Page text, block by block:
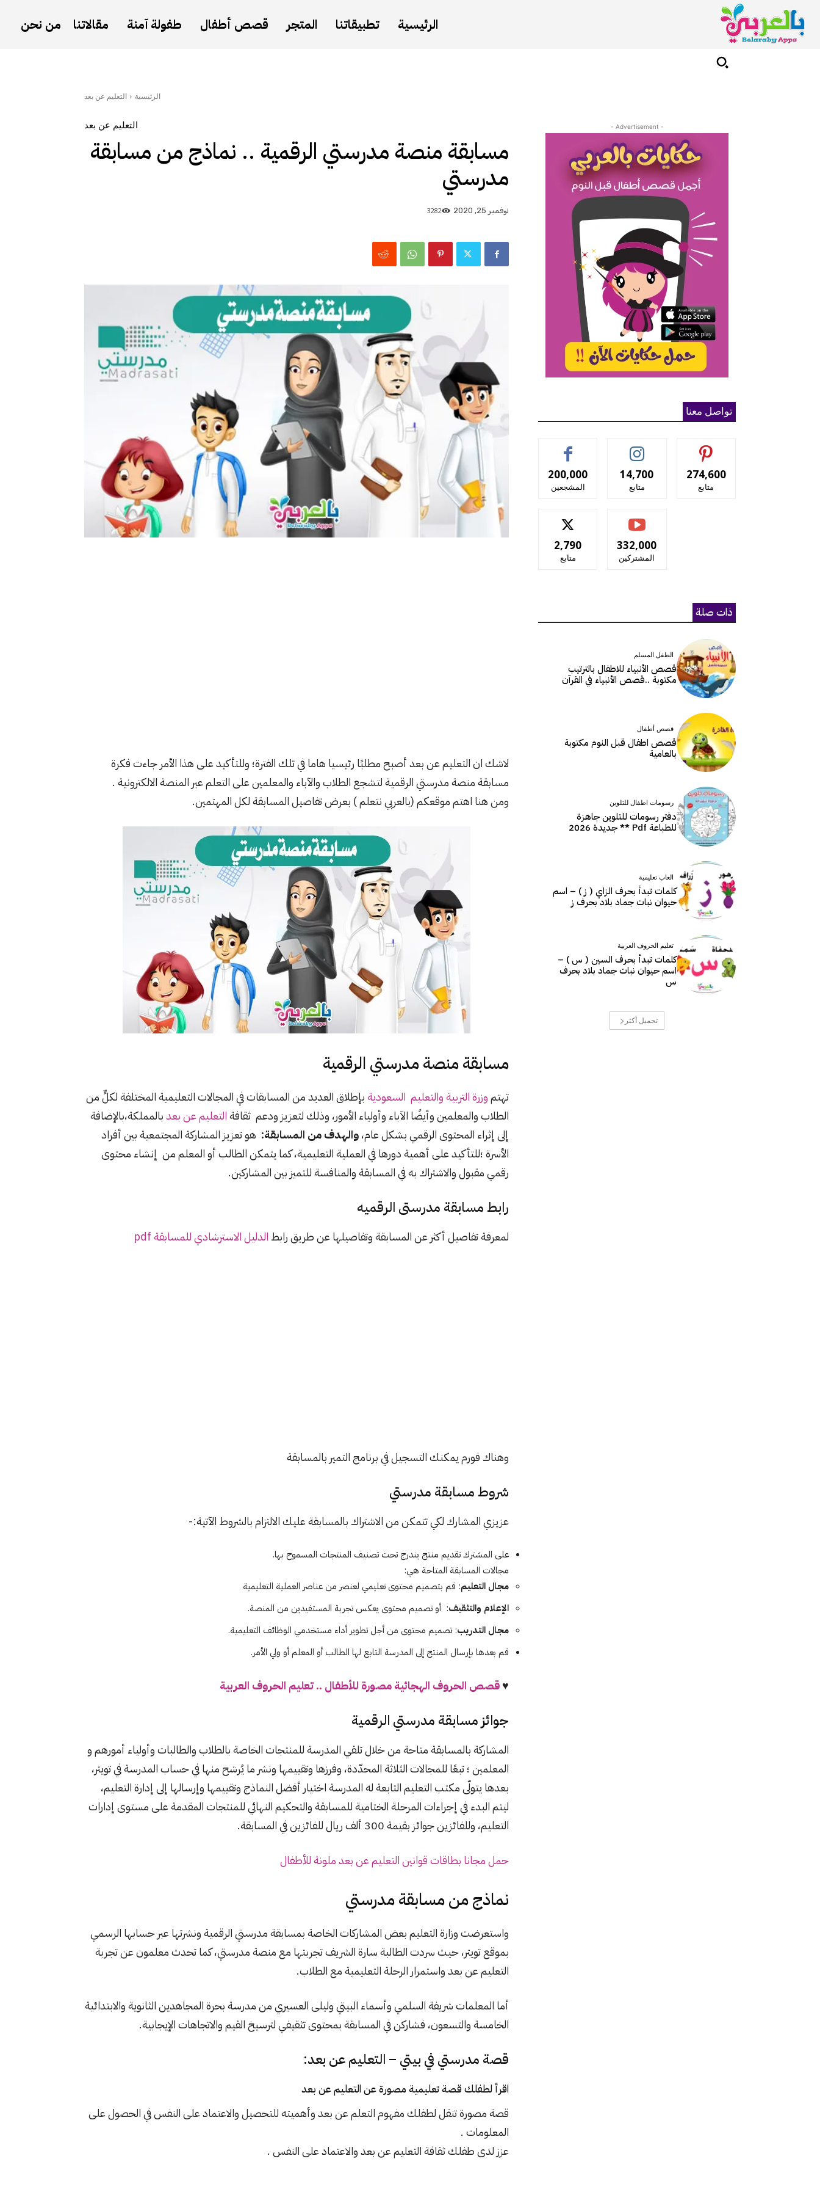
الرئيسية تطبيقاتنا المتجر قصص أطفال طفولة آمنة مقالاتنا من نحن
الرئيسية التعليم عن بعد
التعليم عن بعد
مسابقة منصة مدرستي الرقمية .. نماذج من مسابقة
مدرستي
نوفمبر 25, 2020 3282
لاشك ان التعليم عن بعد أصبح مطلبًا رئيسيا هاما في تلك الفترة؛ وللتأكيد على هذا الأمر جاءت فكرة
مسابقة منصة مدرستي الرقمية لتشجع الطلاب والآباء والمعلمين على التعلم عبر المنصة الالكترونية .
ومن هنا اهتم موقعكم (بالعربي نتعلم ) بعرض تفاصيل المسابقة لكل المهتمين.
مسابقة منصة مدرستي الرقمية
تهتموزرة التربية والتعليم السعوديةبإطلاق العديد من المسابقات في المجالات التعليمية المختلفة لكلٍّ من
الطلاب والمعلمين وأيضًا الآباء وأولياء الأمور، وذلك لتعزيز ودعم ثقافةالتعليم عن بعدبالمملكة،بالإضافة
إلى إثراء المحتوى الرقمي بشكل عام،والهدف من المسابقة: هو تعزيز المشاركة المجتمعية بين أفراد
الأسرة ؛للتأكيد على أهمية دورها في العملية التعليمية، كما يتمكن الطالب أو المعلم من إنشاء محتوى
رقمي مقبول والاشتراك به في المسابقة والمنافسة للتميز بين المشاركين.
رابط مسابقة مدرستى الرقميه
لمعرفة تفاصيل أكثر عن المسابقة وتفاصيلها عن طريقرابط الدليل الاسترشادي للمسابقة pdf
وهناك فورم يمكنك التسجيل في برنامج التمير بالمسابقة
شروط مسابقة مدرستي
عزيزي المشارك لكي تتمكن من الاشتراك بالمسابقة عليك الالتزام بالشروط الآتية:-
على المشترك تقديم منتج يندرج تحت تصنيف المنتجات المسموح بها.
مجالات المسابقة المتاحة هي:
مجال التعليم: قم بتصميم محتوى تعليمي لعنصر من عناصر العملية التعليمية
الإعلام والتثقيف: أو تصميم محتوى يعكس تجربة المستفيدين من المنصة.
مجال التدريب: تصميم محتوى من أجل تطوير أداء مستخدمي الوظائف التعليمية.
قم بعدها بإرسال المنتج إلى المدرسة التابع لها الطالب أو المعلم أو ولي الأمر.
♥قصص الحروف الهجائية مصورة للأطفال .. تعليم الحروف العربية
جوائز مسابقة مدرستي الرقمية
المشاركة بالمسابقة متاحة من خلال تلقي المدرسة للمنتجات الخاصة بالطلاب والطالبات وأولياء أمورهم و
المعلمين ؛ تبعًا للمجالات الثلاثة المحدّدة، وفرزها وتقييمها ونشر ما يُرشح منها في حساب المدرسة في تويتر،
بعدها يتولّى مكتب التعليم التابعة له المدرسة اختيار أفضل النماذج وتقييمها وإرسالها إلى إدارة التعليم،
ليتم البدء في إجراءات المرحلة الختامية للمسابقة والتحكيم النهائي للمنتجات المقدمة على مستوى إدارات
التعليم، وللفائزين جوائز بقيمة 300 ألف ريال للفائزين في المسابقة.
حمل مجانا بطاقات قوانين التعليم عن بعد ملونة للأطفال
نماذج من مسابقة مدرستي
واستعرضت وزارة التعليم بعض المشاركات الخاصة بمسابقة مدرستي الرقمية ونشرتها عبر حسابها الرسمي
بموقع تويتر، حيث سردت الطالبة سارة الشريف تجربتها مع منصة مدرستي، كما تحدث معلمون عن تجربة
التعليم عن بعد واستمرار الرحلة التعليمية مع الطلاب.
أما المعلمات شريفة السلمي وأسماء البيتي وليلى العسيري من مدرسة بحرة المجاهدين الثانوية والابتدائية
الخامسة والتسعون، فشاركن في المسابقة بمحتوى تثقيفي لترسيخ القيم والاتجاهات الإيجابية.
قصة مدرستي في بيتي – التعليم عن بعد:
اقرأ لطفلك قصة تعليمية مصورة عن التعليم عن بعد
قصة مصورة تنقل لطفلك مفهوم التعلم عن بعد وأهميته للتحصيل والاعتماد على النفس في الحصول على
المعلومات .
عزز لدى طفلك ثقافة التعليم عن بعد والاعتماد على النفس .
- Advertisement -
تواصل معنا
200,000
المشجعين
14,700
متابع
274,600
متابع
2,790
متابع
332,000
المشتركين
ذات صلة
الطفل المسلم
قصص الأنبياء للاطفال بالترتيب
مكتوبة ..قصص الأنبياء في القرآن
قصص أطفال
قصص اطفال قبل النوم مكتوبة
بالعامية
رسومات اطفال للتلوين
دفتر رسومات للتلوين جاهزة
للطباعة Pdf ** جديدة 2026
العاب تعليمية
كلمات تبدأ بحرف الزاي ( ز ) – اسم
حيوان نبات جماد بلاد بحرف ز
تعليم الحروف العربية
كلمات تبدأ بحرف السين ( س ) –
اسم حيوان نبات جماد بلاد بحرف
س
تحميل أكثر